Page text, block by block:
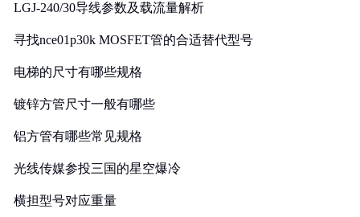
LGJ-240/30导线参数及载流量解析
寻找nce01p30k MOSFET管的合适替代型号
电梯的尺寸有哪些规格
镀锌方管尺寸一般有哪些
铝方管有哪些常见规格
光线传媒参投三国的星空爆冷
横担型号对应重量